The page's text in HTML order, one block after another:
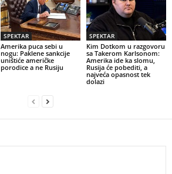
SPEKTAR
Amerika puca sebi u
nogu: Paklene sankcije
uništiće američke
porodice a ne Rusiju
SPEKTAR
Kim Dotkom u razgovoru
sa Takerom Karlsonom:
Amerika ide ka slomu,
Rusija će pobediti, a
najveća opasnost tek
dolazi